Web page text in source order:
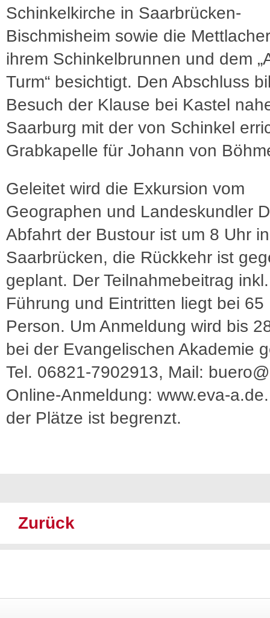
Schinkelkirche in Saarbrücken-
Bischmisheim sowie die
ihrem Schinkelbrunnen und dem
Turm“ besichtigt. Den Abschluss
Besuch der Klause bei Kastel
Saarburg mit der von Schinkel
Grabkapelle für Johann von
Geleitet wird die Exkursion vom
Geographen und Landeskundler
Abfahrt der Bustour ist um 8 Uhr in
Saarbrücken, die Rückkehr ist
geplant. Der Teilnahmebeitrag
Führung und Eintritten liegt bei 65
Person. Um Anmeldung wird bis
bei der Evangelischen Akademie
Tel. 06821-7902913, Mail:
Online-Anmeldung: www.eva-
der Plätze ist begrenzt.
Zurück